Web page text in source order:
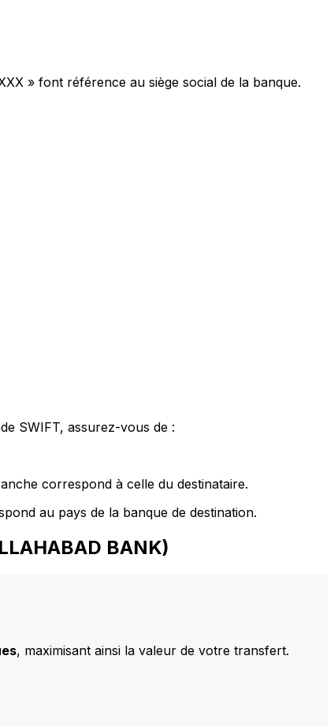
» font référence au siège social de la banque.
SWIFT, assurez-vous de :
correspond à celle du destinataire.
au pays de la banque de destination.
BANK)
, maximisant ainsi la valeur de votre transfert.